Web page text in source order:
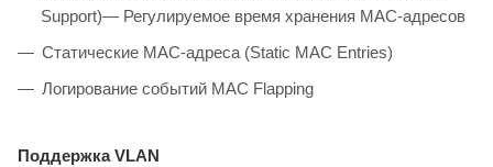
Support)— Регулируемое время хранения MAC-адресов
Статические MAC-адреса (Static MAC Entries)
Логирование событий MAC Flapping
Поддержка VLAN